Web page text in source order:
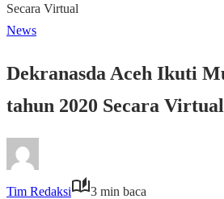
Secara Virtual
News
Dekranasda Aceh Ikuti
tahun 2020 Secara Virtual
Tim Redaksi
3 min baca